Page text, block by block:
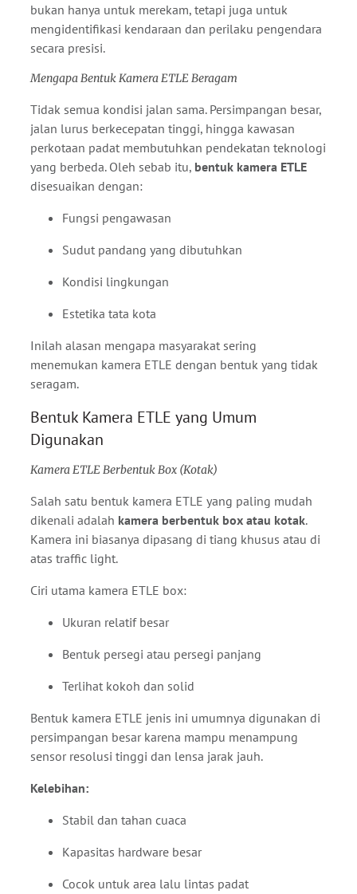
bukan hanya untuk merekam, tetapi juga untuk
mengidentifikasi kendaraan dan perilaku pengendara
secara presisi.
Mengapa Bentuk Kamera ETLE Beragam
Tidak semua kondisi jalan sama. Persimpangan besar,
jalan lurus berkecepatan tinggi, hingga kawasan
perkotaan padat membutuhkan pendekatan teknologi
yang berbeda. Oleh sebab itu, bentuk kamera ETLE
disesuaikan dengan:
Fungsi pengawasan
Sudut pandang yang dibutuhkan
Kondisi lingkungan
Estetika tata kota
Inilah alasan mengapa masyarakat sering
menemukan kamera ETLE dengan bentuk yang tidak
seragam.
Bentuk Kamera ETLE yang Umum
Digunakan
Kamera ETLE Berbentuk Box (Kotak)
Salah satu bentuk kamera ETLE yang paling mudah
dikenali adalah kamera berbentuk box atau kotak.
Kamera ini biasanya dipasang di tiang khusus atau di
atas traffic light.
Ciri utama kamera ETLE box:
Ukuran relatif besar
Bentuk persegi atau persegi panjang
Terlihat kokoh dan solid
Bentuk kamera ETLE jenis ini umumnya digunakan di
persimpangan besar karena mampu menampung
sensor resolusi tinggi dan lensa jarak jauh.
Kelebihan:
Stabil dan tahan cuaca
Kapasitas hardware besar
Cocok untuk area lalu lintas padat